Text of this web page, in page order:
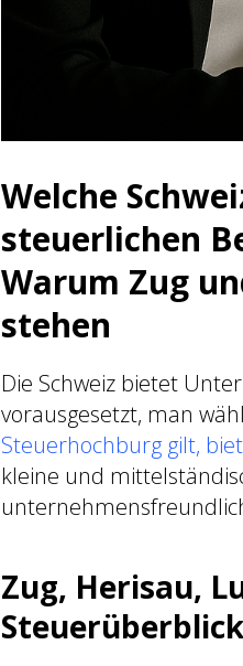
Welche
steuerlichen
Warum Zug
stehen
Die Schweiz bietet
vorausgesetzt, man
Steuerhochburg gilt,
kleine und
Zug, Herisau,
Steuerüberblick